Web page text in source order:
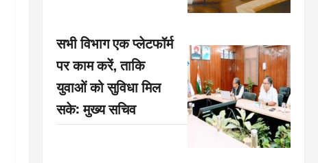
सभी विभाग एक प्लेटफॉर्म
पर काम करें, ताकि
युवाओं को सुविधा मिल
सके: मुख्य सचिव